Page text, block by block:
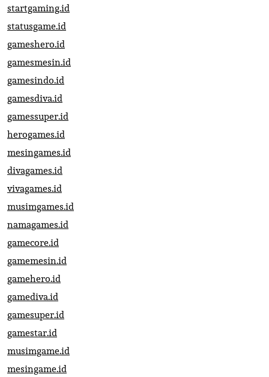
startgaming.id
statusgame.id
gameshero.id
gamesmesin.id
gamesindo.id
gamesdiva.id
gamessuper.id
herogames.id
mesingames.id
divagames.id
vivagames.id
musimgames.id
namagames.id
gamecore.id
gamemesin.id
gamehero.id
gamediva.id
gamesuper.id
gamestar.id
musimgame.id
mesingame.id